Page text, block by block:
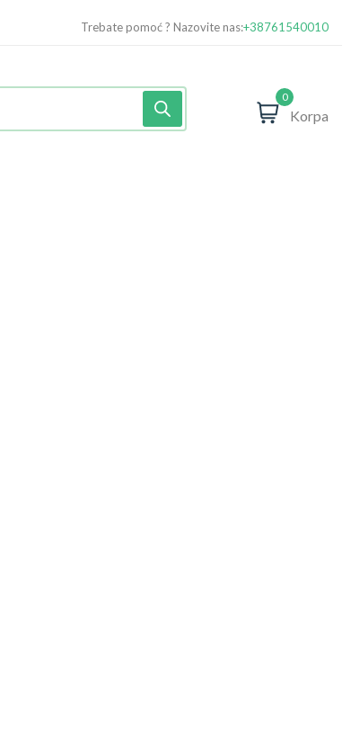
Trebate pomoć ? Nazovite nas:+38761540010
0
Korpa